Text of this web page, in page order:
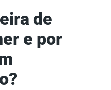
de
e por